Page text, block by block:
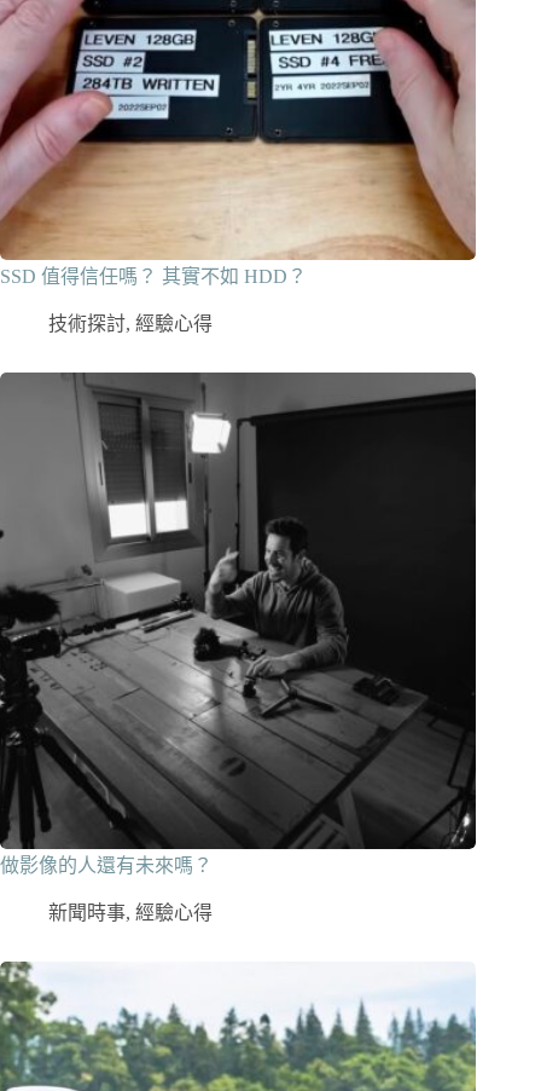
SSD 值得信任嗎？ 其實不如 HDD？
技術探討, 經驗心得
做影像的人還有未來嗎？
新聞時事, 經驗心得